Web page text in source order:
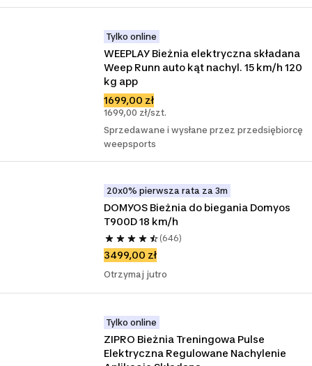
Tylko online
WEEPLAY Bieżnia elektryczna składana
Weep Runn auto kąt nachyl. 15 km/h 120
kg app
1699,00 zł
1699,00 zł/szt.
Sprzedawane i wysłane przez przedsiębiorcę
weepsports
20x0% pierwsza rata za 3m
DOMYOS Bieżnia do biegania Domyos
T900D 18 km/h
(646)
3499,00 zł
Otrzymaj jutro
Tylko online
ZIPRO Bieżnia Treningowa Pulse
Elektryczna Regulowane Nachylenie